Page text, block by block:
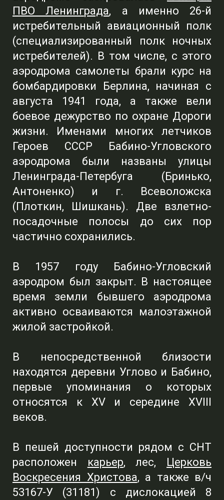
ПВО Ленинграда, а именно 26-й
истребительный авиационный полк
(специализированный полк ночных
истребителей). В том числе, с этого
аэродрома самолеты брали курс на
бомбардировки Берлина, начиная с
августа 1941 года, а также вели
боевое дежурство по охране Дороги
жизни. Именами многих летчиков
Героев СССР Бабино-Угловского
аэродрома были названы улицы
Ленинграда-Петербуга (Бринько,
Антоненко) и г. Всеволожска
(Плоткин, Шишкань). Две взлетно-
посадочные полосы до сих пор
частично сохранились.
В 1957 году Бабино-Угловский
аэродром был закрыт. В настоящее
время земли бывшего аэродрома
активно осваиваются малоэтажной
жилой застройкой.
В непосредственной близости
находятся деревни Углово и Бабино,
первые упоминания о которых
относятся к XV и середине XVIII
веков.
В пешей доступности рядом с СНТ
расположен карьер, лес, Церковь
Воскресения Христова, а также в/ч
53167-У (31181) с дислокацией 8